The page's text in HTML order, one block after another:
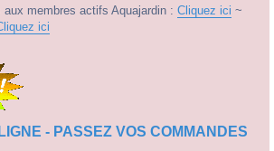
membres actifs Aquajardin : Cliquez ici ~
ici
- PASSEZ VOS COMMANDES